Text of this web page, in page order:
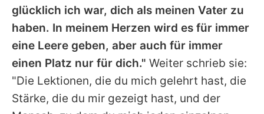
glücklich ich war, dich als meinen Vater zu
haben. In meinem Herzen wird es für immer
eine Leere geben, aber auch für immer
einen Platz nur für dich." Weiter schrieb sie:
"Die Lektionen, die du mich gelehrt hast, die
Stärke, die du mir gezeigt hast, und der